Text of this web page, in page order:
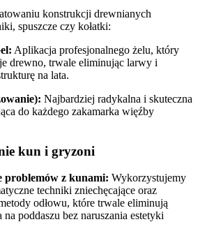
konstrukcji drewnianych
spuszcze czy kołatki:
Aplikacja profesjonalnego żelu, który
drewno, trwale eliminując larwy i
na lata.
Najbardziej radykalna i skuteczna
do każdego zakamarka więźby
kun i gryzoni
problemów z kunami: Wykorzystujemy
techniki zniechęcające oraz
odłowu, które trwale eliminują
na poddaszu bez naruszania estetyki